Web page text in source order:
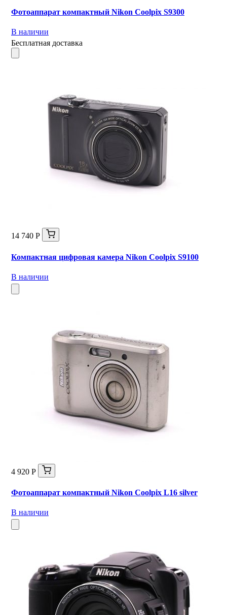
Фотоаппарат компактный Nikon Coolpix S9300
В наличии
Бесплатная доставка
14 740 Р
Компактная цифровая камера Nikon Coolpix S9100
В наличии
4 920 Р
Фотоаппарат компактный Nikon Coolpix L16 silver
В наличии